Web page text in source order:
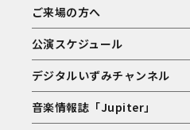
ご来場の方へ
公演スケジュール
デジタルいずみチャンネル
音楽情報誌「Jupiter」